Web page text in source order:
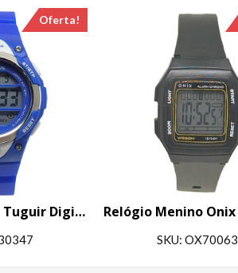
Oferta!
Relógio Menino Tuguir Digital TG30347 Azul
SKU: OX70063